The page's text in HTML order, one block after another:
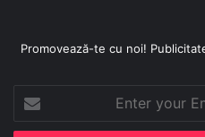
Promovează-te cu noi!
Enter
your
Email